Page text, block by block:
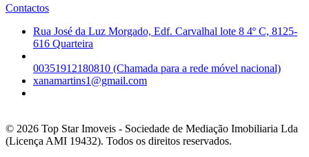
Contactos
Rua José da Luz Morgado, Edf. Carvalhal lote 8 4º C, 8125-
616 Quarteira
00351912180810 (Chamada para a rede móvel nacional)
xanamartins1@gmail.com
© 2026 Top Star Imoveis - Sociedade de Mediação Imobiliaria Lda
(Licença AMI 19432). Todos os direitos reservados.